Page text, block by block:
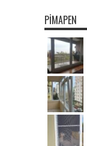
PIMAPEN